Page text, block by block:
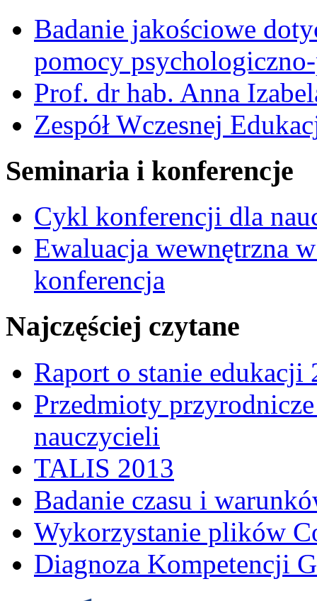
Badanie jakościowe
pomocy
Prof. dr hab. Anna
Zespół Wczesnej
Seminaria i konferencje
Cykl konferencji dla
Ewaluacja wewnętrzna
konferencja
Najczęściej czytane
Raport o stanie edukacji
Przedmioty
nauczycieli
TALIS 2013
Badanie czasu i
Wykorzystanie plików
Diagnoza Kompetencji